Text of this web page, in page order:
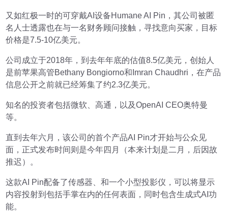
又如红极一时的可穿戴AI设备Humane AI Pin，其公司被匿
名人士透露也在与一名财务顾问接触，寻找意向买家，目标
价格是7.5-10亿美元。
公司成立于2018年，到去年年底的估值8.5亿美元，创始人
是前苹果高管Bethany Bongiorno和Imran Chaudhri，在产品
信息公开之前就已经筹集了约2.3亿美元。
知名的投资者包括微软、高通，以及OpenAI CEO奥特曼
等。
直到去年六月，该公司的首个产品AI Pin才开始与公众见
面，正式发布时间则是今年四月（本来计划是二月，后因故
推迟）。
这款AI Pin配备了传感器、和一个小型投影仪，可以将显示
内容投射到包括手掌在内的任何表面，同时包含生成式AI功
能。